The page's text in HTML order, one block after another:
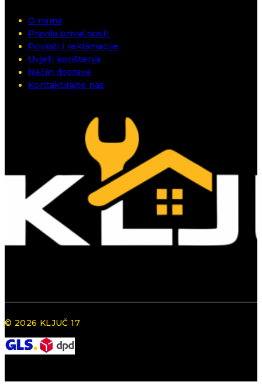
O nama
Pravila privatnosti
Povrati i reklamacije
Uvjeti korištenja
Način dostave
Kontaktirajte nas
© 2026 KLJUČ 17